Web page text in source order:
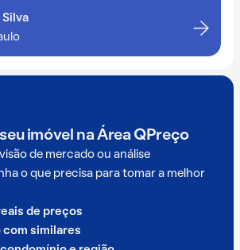
Silva
imóvel na Área QPreço
de mercado ou análise
o que precisa para tomar a melhor
de preços
com similares